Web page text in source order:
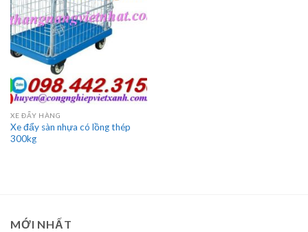
XE ĐẨY HÀNG
Xe đẩy sàn nhựa có lồng thép
300kg
MỚI NHẤT